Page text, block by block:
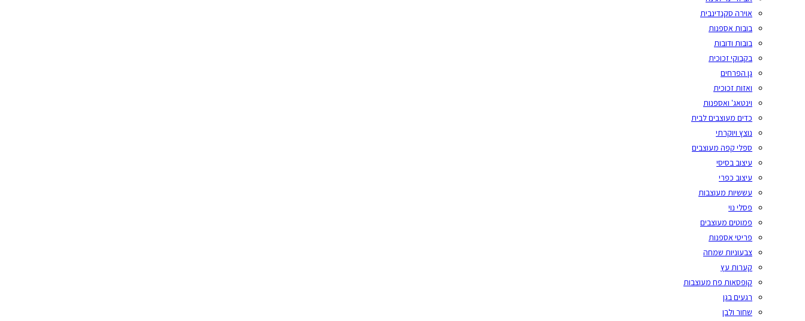
אוירה סקנדינבית
בובות אספנות
בובות ודובות
בקבוקי זכוכית
גן הפרחים
ואזות זכוכית
וינטאג' ואספנות
כדים מעוצבים לבית
נוצץ ויוקרתי
ספלי קפה מעוצבים
עיצוב בסיסי
עיצוב כפרי
עששיות מעוצבות
פסלי נוי
פמוטים מעוצבים
פריטי אספנות
צבעוניות שמחה
קערות עץ
קופסאות פח מעוצבות
רגעים בגן
שחור ולבן